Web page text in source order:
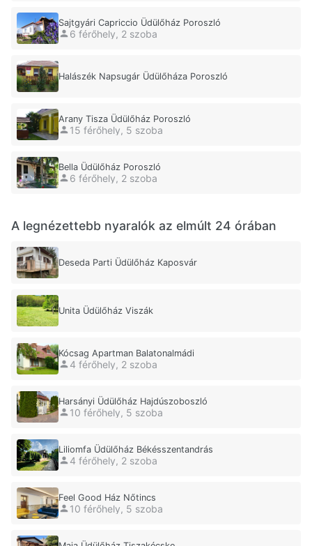
Sajtgyári Capriccio Üdülőház Poroszló
6 férőhely, 2 szoba
Halászék Napsugár Üdülőháza Poroszló
Arany Tisza Üdülőház Poroszló
15 férőhely, 5 szoba
Bella Üdülőház Poroszló
6 férőhely, 2 szoba
A legnézettebb nyaralók az elmúlt 24 órában
Deseda Parti Üdülőház Kaposvár
Unita Üdülőház Viszák
Kócsag Apartman Balatonalmádi
4 férőhely, 2 szoba
Harsányi Üdülőház Hajdúszoboszló
10 férőhely, 5 szoba
Liliomfa Üdülőház Békésszentandrás
4 férőhely, 2 szoba
Feel Good Ház Nőtincs
10 férőhely, 5 szoba